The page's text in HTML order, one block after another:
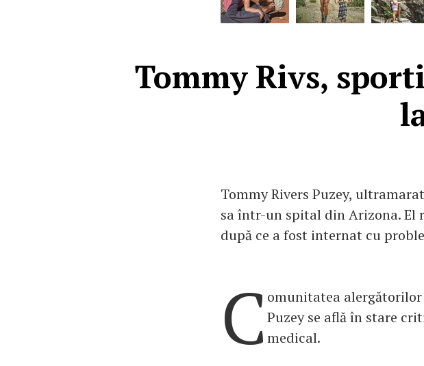
Tommy Rivs,
Tommy Rivers Puzey,
sa într-un spital din Arizona.
după ce a fost internat cu
C omunitatea alergătorilor
Puzey se află în stare
medical.